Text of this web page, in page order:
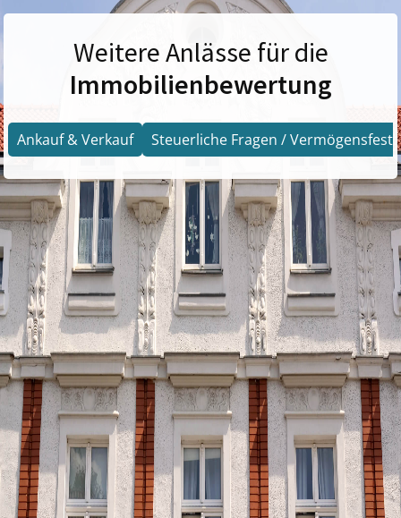
Weitere Anlässe für die
Immobilienbewertung
Ankauf & Verkauf Steuerliche Fragen /